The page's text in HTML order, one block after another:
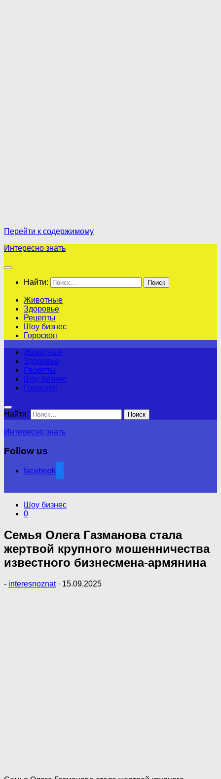
Перейти к содержимому
Интересно знать
Найти:
Животные
Здоровье
Рецепты
Шоу бизнес
Гороскоп
Животные
Здоровье
Рецепты
Шоу бизнес
Гороскоп
Найти:
Интересно знать
Follow us
facebook
Шоу бизнес
0
Семья Олега Газманова стала
жертвой крупного мошенничества
известного бизнесмена-армянина
- interesnoznat · 15.09.2025